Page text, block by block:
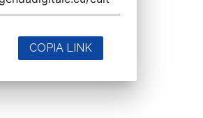
COPIA LINK